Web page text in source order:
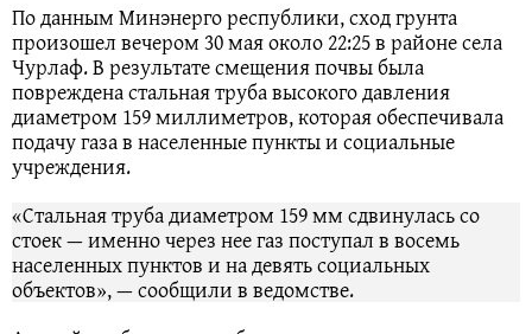
По данным Минэнерго республики, сход грунта
произошел вечером 30 мая около 22:25 в районе села
Чурлаф. В результате смещения почвы была
повреждена стальная труба высокого давления
диаметром 159 миллиметров, которая обеспечивала
подачу газа в населенные пункты и социальные
учреждения.
«Стальная труба диаметром 159 мм сдвинулась со
стоек — именно через нее газ поступал в восемь
населенных пунктов и на девять социальных
объектов», — сообщили в ведомстве.